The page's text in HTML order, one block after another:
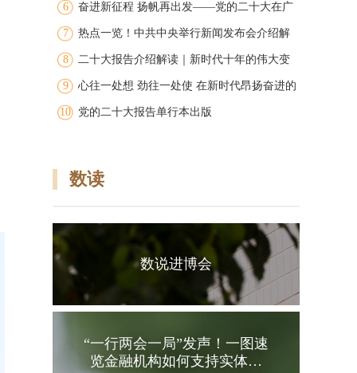
图
6 奋进新征程 扬帆再出发——党的二十大在广
大干部群众中引发强烈反响
7 热点一览！中共中央举行新闻发布会介绍解
读党的二十大报告
8 二十大报告介绍解读｜新时代十年的伟大变
革
9 心往一处想 劲往一处使 在新时代昂扬奋进的
洪流中争创广东新的辉煌 广东团代表在学习
10 党的二十大报告单行本出版
数读
数说进博会
“一行两会一局”发声！一图速
览金融机构如何支持实体…